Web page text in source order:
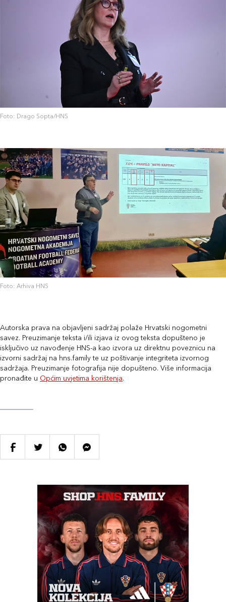
Foto: Drago Sopta/HNS
Foto: Arhiva HNS
Autorska prava na objavljeni sadržaj polaže Hrvatski nogometni
savez. Preuzimanje teksta i/ili izjava iz ovog teksta dopušteno je
isključivo uz navođenje HNS-a kao izvora uz direktnu poveznicu na
izvorni sadržaj na hns.family te uz poštivanje integriteta izvornog
sadržaja. Preuzimanje fotografija nije dopušteno. Više informacija
pronađite u Općim uvjetima korištenja.